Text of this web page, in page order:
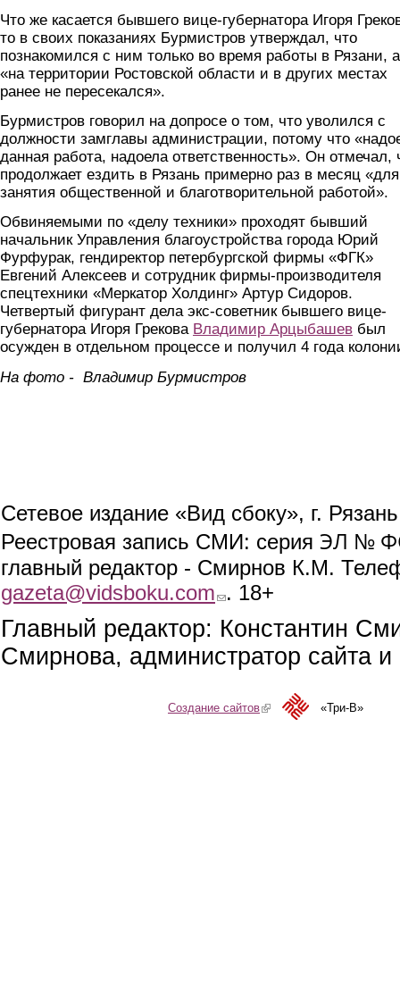
Что же касается бывшего вице-губернатора Игоря
то в своих показаниях Бурмистров утверждал, что
познакомился с ним только во время работы в Рязани, а
«на территории Ростовской области и в других местах
ранее не пересекался».
Бурмистров говорил на допросе о том, что уволился с
должности замглавы администрации, потому что
данная работа, надоела ответственность». Он отмечал,
продолжает ездить в Рязань примерно раз в месяц «для
занятия общественной и благотворительной работой».
Обвиняемыми по «делу техники» проходят бывший
начальник Управления благоустройства города Юрий
Фурфурак, гендиректор петербургской фирмы «ФГК»
Евгений Алексеев и сотрудник фирмы-производителя
спецтехники «Меркатор Холдинг» Артур Сидоров.
Четвертый фигурант дела экс-советник бывшего вице-
губернатора Игоря Грекова Владимир Арцыбашев был
осужден в отдельном процессе и получил 4 года
На фото - Владимир Бурмистров
Сетевое издание «Вид сбоку», г.
Реестровая запись СМИ: серия ЭЛ №
главный редактор - Смирнов К.М.
gazeta@vidsboku.com (link sends e-mail)
. 18+
Главный редактор: Константин
Смирнова, администратор сайта
Создание сайтов(link is external)«Три-В»